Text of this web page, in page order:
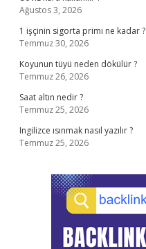
Ağustos 3, 2026
1 işçinin sigorta primi ne kadar ?
Temmuz 30, 2026
Koyunun tüyü neden dökülür ?
Temmuz 26, 2026
Saat altın nedir ?
Temmuz 25, 2026
Ingilizce ısınmak nasıl yazılır ?
Temmuz 25, 2026